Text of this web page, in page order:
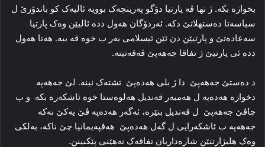
بخوازه‌ بکه‌. ژ نها ڤه‌ پارتیا دۆگو په‌رینچه‌ک بوویه‌ ئالیه‌ک کو باندۆرێ ل
سیاسه‌تا ده‌ستهلاتێ دکه‌. ئه‌ردۆگان هه‌ول دده‌ ئالیێن وه‌ک پارتیا
سەعاده‌تێ و پارتیێن دن ئێن ئیسلامی به‌ر ب خوه‌ ڤه‌ ببە. هه‌تا هه‌ول
دده‌ ئی پارتیێ ژ تفاقا جەھەپێ ڤه‌قه‌تینه‌.
د ده‌ستێ جەھەپێ دا‌ ژ بلی ھەدەپێ تشته‌ک نینە. لێ جەھەپە
دخوازه‌ ھەدەپە ل هەمبه‌ر قه‌ندیل هه‌لوه‌ستا خوه‌ ئاشکه‌ره‌ بکه‌ و ب
چاڤێ جەھەپێ ل قه‌ندیل بنێره‌، ئه‌گه‌ر ھەدەپە ڤێ یه‌کێ نه‌که‌
جەھەپە ب ئا‌شکه‌رایی‌ ل گه‌ل ھەدەپێ ھەڤپەیمانیا چێ ناكە، به‌لکی
وه‌ک هلبژارتنێن شا‌ره‌داریان تفاقه‌ک نه‌ھێنی پێکبینن.